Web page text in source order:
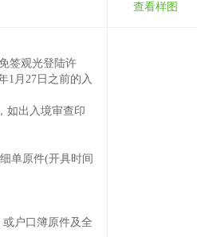
查看样图
签观光登陆许
1月27日之前的入
如出入境审查印
单原件(开具时间
户口簿原件及全